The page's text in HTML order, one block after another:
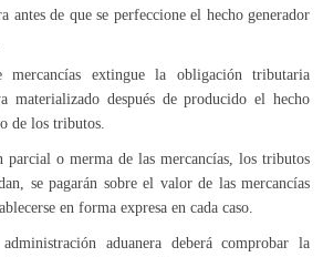
antes de que se perfeccione el hecho generador
extingue la obligación tributaria
materializado después de producido el hecho
de los tributos.
parcial o merma de las mercancías, los tributos
se pagarán sobre el valor de las mercancías
en forma expresa en cada caso.
aduanera deberá comprobar la